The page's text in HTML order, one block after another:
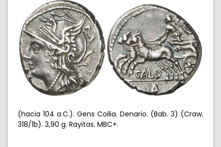
(hacia 104 a.C.). Gens Coilia. Denario. (Bab. 3) (Craw.
318/1b). 3,90 g. Rayitas. MBC+.